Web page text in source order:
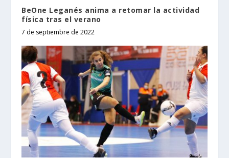
BeOne Leganés anima a retomar la actividad
física tras el verano
7 de septiembre de 2022